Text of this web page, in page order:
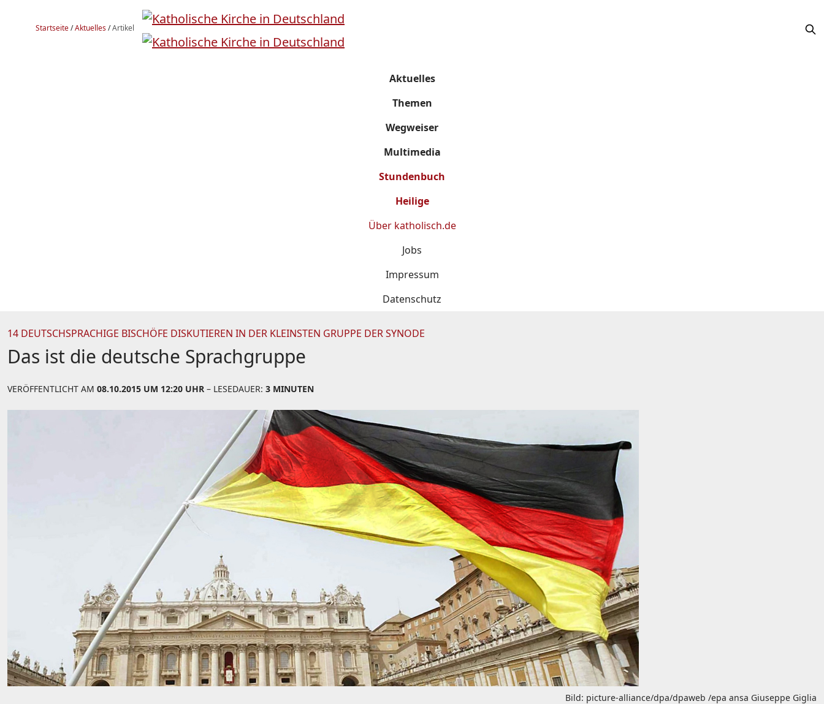
Startseite/Aktuelles/Artikel
Aktuelles
Themen
Wegweiser
Multimedia
Stundenbuch
Heilige
Über katholisch.de
Jobs
Impressum
Datenschutz
14 DEUTSCHSPRACHIGE BISCHÖFE DISKUTIEREN IN DER KLEINSTEN GRUPPE DER SYNODE
Das ist die deutsche Sprachgruppe
VERÖFFENTLICHT AM 08.10.2015 UM 12:20 UHR – LESEDAUER: 3 MINUTEN
Bild: picture-alliance/dpa/dpaweb /epa ansa Giuseppe Giglia